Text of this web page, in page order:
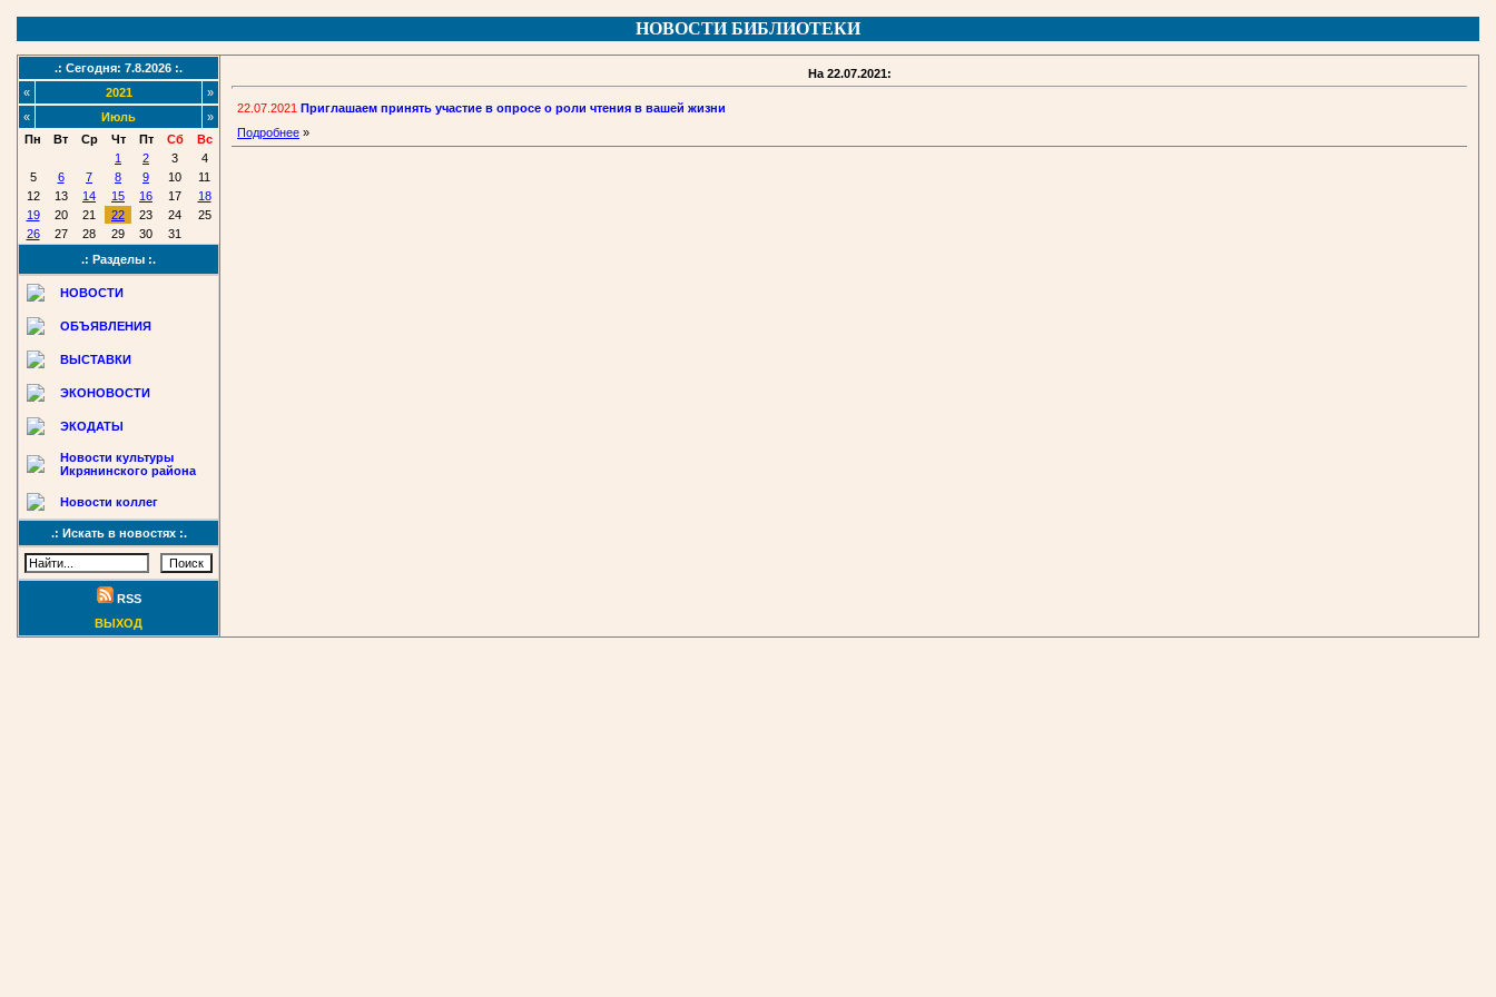
НОВОСТИ БИБЛИОТЕКИ
.: Сегодня: 7.8.2026 :.
«
2021
»
«
Июль
»
Пн
Вт Ср Чт Пт Сб
Вс
1
2 3
4
5
6 7 8 9 10
11
12
13 14 15 16 17
18
19
20 21 22 23 24
25
26
27 28 29 30
31
.: Разделы :.
НОВОСТИ
ОБЪЯВЛЕНИЯ
ВЫСТАВКИ
ЭКОНОВОСТИ
ЭКОДАТЫ
Новости культуры
Икрянинского района
Новости коллег
.: Искать в новостях :.
RSS
ВЫХОД
На 22.07.2021:
22.07.2021 Приглашаем принять участие в опросе о роли чтения в вашей жизни
Подробнее »